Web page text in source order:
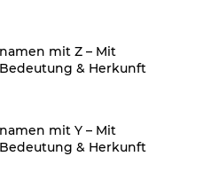
mit Z – Mit
& Herkunft
mit Y – Mit
& Herkunft